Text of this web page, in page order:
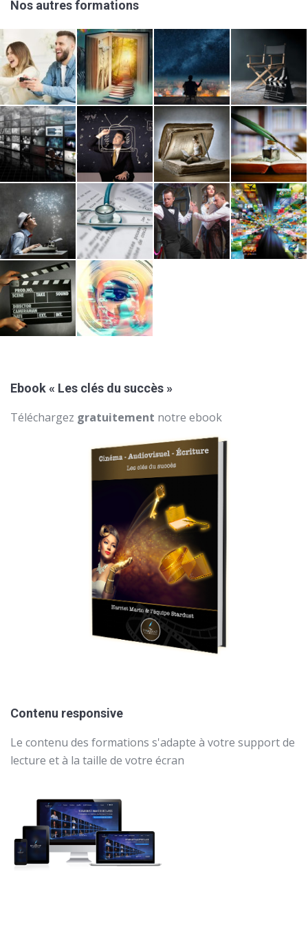
Nos autres formations
Ebook « Les clés du succès »
Téléchargez gratuitement notre ebook
Contenu responsive
Le contenu des formations s'adapte à votre support de
lecture et à la taille de votre écran